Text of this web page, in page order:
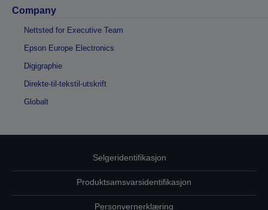
Company
Nettsted for Executive Team
Epson Europe Electronics
Digigraphie
Direkte-til-tekstil-utskrift
Globalt
Selgeridentifikasjon
Produktsamsvarsidentifikasjon
Personvernerklæring